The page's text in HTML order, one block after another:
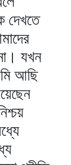
দেখতে
যখন
আছি